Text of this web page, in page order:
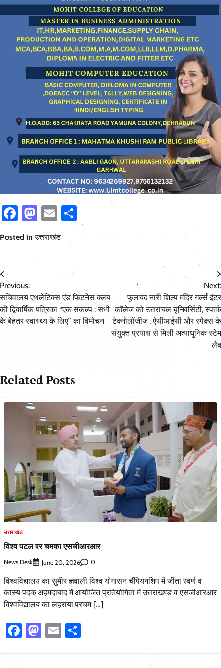
Facebook
Mastodon
Email
Posted inउत्तराखंड
Post
navigation
Previous:
सचिवालय एथलेटिक्स एंड फिटनेस क्लब
की द्विवार्षिक पत्रिका “एक संकल्प : सभी
के बेहतर स्वास्थ्य के लिए” का विमोचन
Next:
फूलचंद नारी शिल्प मंदिर गर्ल्स इंटर
कॉलेज को उत्तरांचल यूनिवर्सिटी, स्पार्क
टेक्नोलॉजीज , ऐसीआईसी और स्पेक्स के
संयुक्त प्रयास से मिली अत्याधुनिक स्टेम
लैब
Related Posts
उत्तराखंड
विश्व पटल पर चमका एसजीआरआर
News Desk June 20, 2026 0
विश्वविद्यालय का सुमीर ज्ञवाली विश्व योगासन चैंपियनशिप में जीता स्वर्ण व
कांस्य पदक अहमदाबाद में आयोजित प्रतियोगिता में उत्तराखण्ड व एसजीआरआर
विश्वविद्यालय का लहराया परचम […]
Facebook
Mastodon
Email